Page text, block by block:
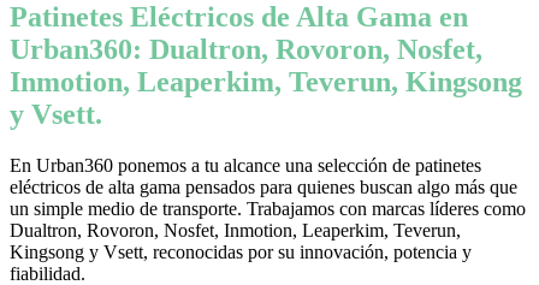
Patinetes Eléctricos de Alta Gama en
Urban360: Dualtron, Rovoron, Nosfet,
Inmotion, Leaperkim, Teverun, Kingsong
y Vsett.
En Urban360 ponemos a tu alcance una selección de patinetes
eléctricos de alta gama pensados para quienes buscan algo más que
un simple medio de transporte. Trabajamos con marcas líderes como
Dualtron, Rovoron, Nosfet, Inmotion, Leaperkim, Teverun,
Kingsong y Vsett, reconocidas por su innovación, potencia y
fiabilidad.